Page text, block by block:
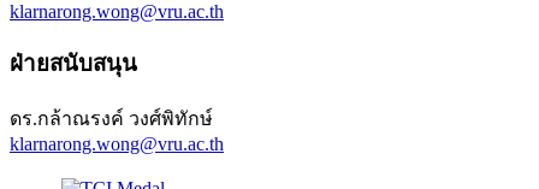
klarnarong.wong@vru.ac.th
ฝ่ายสนับสนุน
ดร.กล้าณรงค์ วงศ์พิทักษ์
klarnarong.wong@vru.ac.th